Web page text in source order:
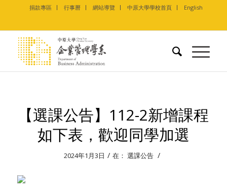
捐款專區 行事曆 網站導覽 中原大學學校首頁 English
【選課公告】112-2新增課程
如下表，歡迎同學加選
2024年1月3日 / 在：選課公告 /